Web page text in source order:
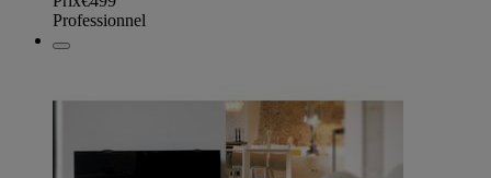
Professionnel